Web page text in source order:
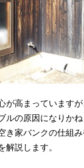
が高まっています
ルの原因になりか
き家バンクの仕組
解説します。